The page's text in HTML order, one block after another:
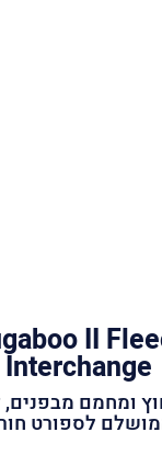
II
Interchange
ומחמם מבפנים,
לספורט